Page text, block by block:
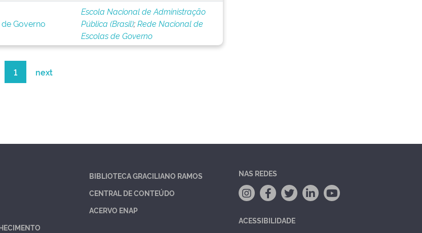
Governo
Escola Nacional de Administração
Pública (Brasil);Rede Nacional de
Escolas de Governo
1 next
BIBLIOTECA GRACILIANO RAMOS
CENTRAL DE CONTEÚDO
ACERVO ENAP
NAS REDES
ACESSIBILIDADE